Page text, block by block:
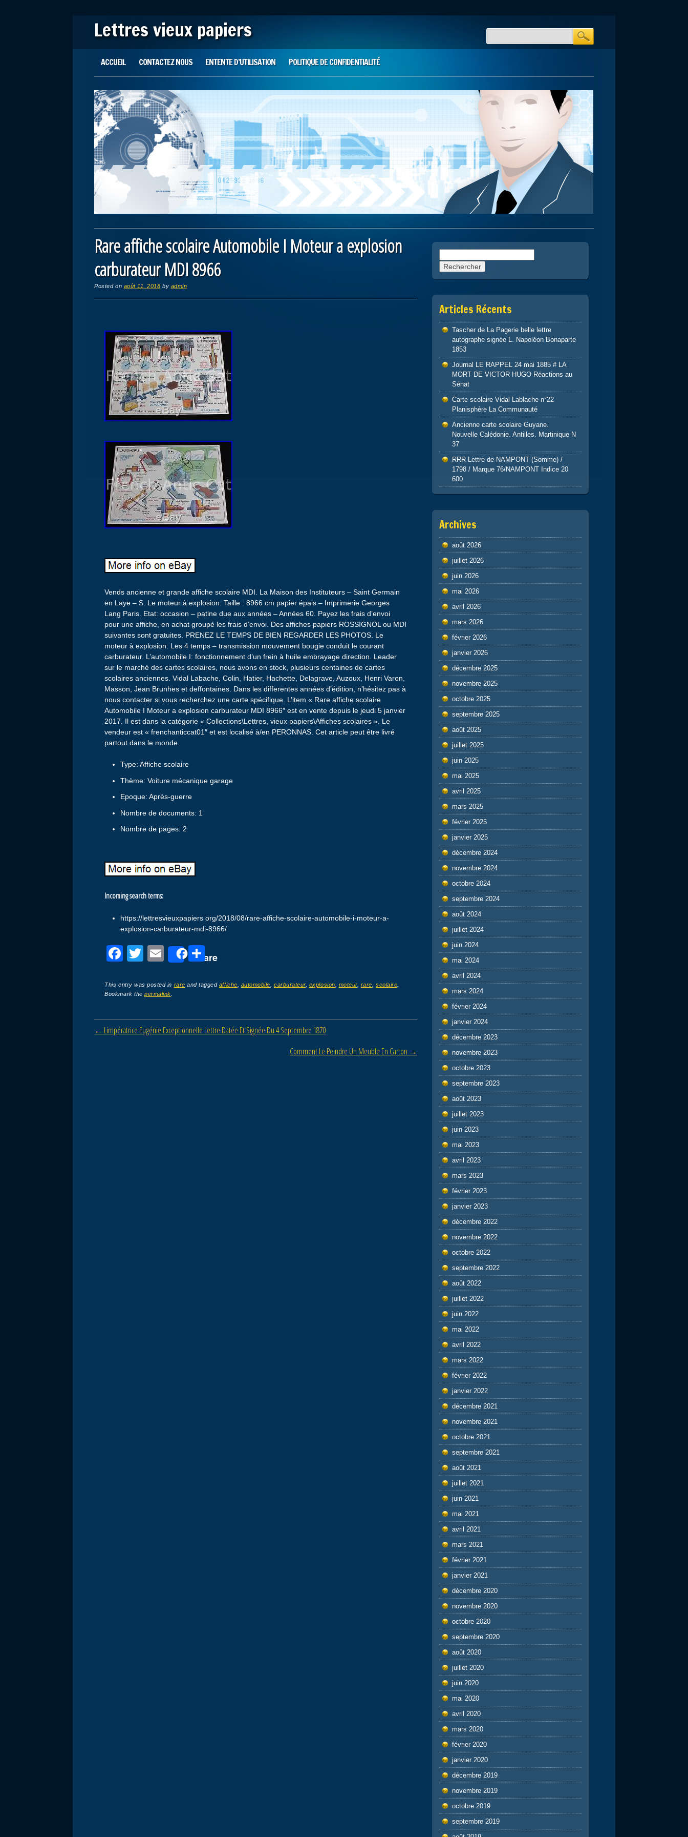
Lettres vieux papiers
Main menu
ACCUEIL CONTACTEZ NOUS ENTENTE D’UTILISATION POLITIQUE DE CONFIDENTIALITÉ
Rare affiche scolaire Automobile I Moteur a explosion
carburateur MDI 8966
Posted on août 11, 2018 by admin
Vends ancienne et grande affiche scolaire MDI. La Maison des Instituteurs – Saint Germain
en Laye – S. Le moteur à explosion. Taille : 8966 cm papier épais – Imprimerie Georges
Lang Paris. Etat: occasion – patine due aux années – Années 60. Payez les frais d’envoi
pour une affiche, en achat groupé les frais d’envoi. Des affiches papiers ROSSIGNOL ou MDI
suivantes sont gratuites. PRENEZ LE TEMPS DE BIEN REGARDER LES PHOTOS. Le
moteur à explosion: Les 4 temps – transmission mouvement bougie conduit le courant
carburateur. L’automobile I: fonctionnement d’un frein à huile embrayage direction. Leader
sur le marché des cartes scolaires, nous avons en stock, plusieurs centaines de cartes
scolaires anciennes. Vidal Labache, Colin, Hatier, Hachette, Delagrave, Auzoux, Henri Varon,
Masson, Jean Brunhes et deffontaines. Dans les differentes années d’édition, n’hésitez pas à
nous contacter si vous recherchez une carte spécifique. L’item « Rare affiche scolaire
Automobile I Moteur a explosion carburateur MDI 8966″ est en vente depuis le jeudi 5 janvier
2017. Il est dans la catégorie « Collections\Lettres, vieux papiers\Affiches scolaires ». Le
vendeur est « frenchanticcat01″ et est localisé à/en PERONNAS. Cet article peut être livré
partout dans le monde.
Type: Affiche scolaire
Thème: Voiture mécanique garage
Epoque: Après-guerre
Nombre de documents: 1
Nombre de pages: 2
Incoming search terms:
https://lettresvieuxpapiers org/2018/08/rare-affiche-scolaire-automobile-i-moteur-a-
explosion-carburateur-mdi-8966/
F
c
b
o
T
tt
er
E
ail
Share
P
ta
er
This entry was posted in rare and tagged affiche, automobile,carburateur, explosion, moteur, rare,scolaire.
Bookmark thepermalink.
Post navigation
← Limpératrice Eugénie Exceptionnelle Lettre Datée Et Signée Du 4 Septembre 1870
Comment Le Peindre Un Meuble En Carton →
Articles Récents
Tascher de La Pagerie belle lettre
autographe signée L. Napoléon Bonaparte
1853
Journal LE RAPPEL 24 mai 1885 # LA
MORT DE VICTOR HUGO Réactions au
Sénat
Carte scolaire Vidal Lablache n°22
Planisphère La Communauté
Ancienne carte scolaire Guyane.
Nouvelle Calédonie. Antilles. Martinique N
37
RRR Lettre de NAMPONT (Somme) /
1798 / Marque 76/NAMPONT Indice 20
600
Archives
août 2026
juillet 2026
juin 2026
mai 2026
avril 2026
mars 2026
février 2026
janvier 2026
décembre 2025
novembre 2025
octobre 2025
septembre 2025
août 2025
juillet 2025
juin 2025
mai 2025
avril 2025
mars 2025
février 2025
janvier 2025
décembre 2024
novembre 2024
octobre 2024
septembre 2024
août 2024
juillet 2024
juin 2024
mai 2024
avril 2024
mars 2024
février 2024
janvier 2024
décembre 2023
novembre 2023
octobre 2023
septembre 2023
août 2023
juillet 2023
juin 2023
mai 2023
avril 2023
mars 2023
février 2023
janvier 2023
décembre 2022
novembre 2022
octobre 2022
septembre 2022
août 2022
juillet 2022
juin 2022
mai 2022
avril 2022
mars 2022
février 2022
janvier 2022
décembre 2021
novembre 2021
octobre 2021
septembre 2021
août 2021
juillet 2021
juin 2021
mai 2021
avril 2021
mars 2021
février 2021
janvier 2021
décembre 2020
novembre 2020
octobre 2020
septembre 2020
août 2020
juillet 2020
juin 2020
mai 2020
avril 2020
mars 2020
février 2020
janvier 2020
décembre 2019
novembre 2019
octobre 2019
septembre 2019